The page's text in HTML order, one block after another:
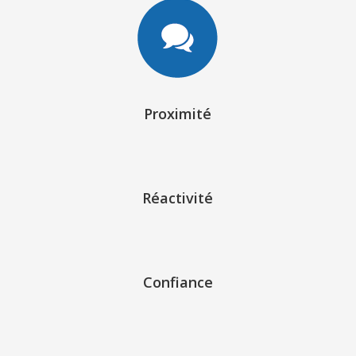
Proximité
Réactivité
Confiance